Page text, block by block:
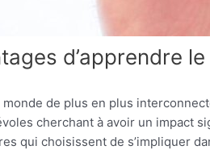
d’apprendre
monde de plus en plus
cherchant à avoir un impact
qui choisissent de s’impliquer